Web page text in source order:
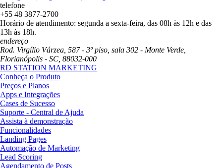
telefone
+55 48 3877-2700
Horário de atendimento: segunda a sexta-feira, das 08h às 12h e das
13h às 18h.
endereço
Rod. Virgílio Várzea, 587 - 3º piso, sala 302 - Monte Verde,
Florianópolis - SC, 88032-000
RD STATION MARKETING
Conheça o Produto
Preços e Planos
Apps e Integrações
Cases de Sucesso
Suporte - Central de Ajuda
Assista à demonstração
Funcionalidades
Landing Pages
Automação de Marketing
Lead Scoring
Agendamento de Posts